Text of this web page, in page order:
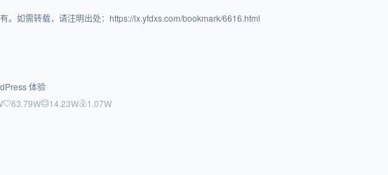
。如需转载，请注明出处：https://lx.yfdxs.com/bookmark/6616.html
体验
63.79W 14.23W 1.07W